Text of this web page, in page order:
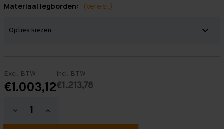
Materiaal legborden: (Vereist)
Excl. BTW
€1.003,12
Incl. BTW
€1.213,78
Hoeveelheid
verlagen
Hoeveelheid
verhogen